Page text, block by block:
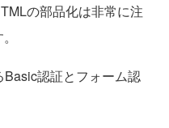
の部品化は非常に注
認証とフォーム認